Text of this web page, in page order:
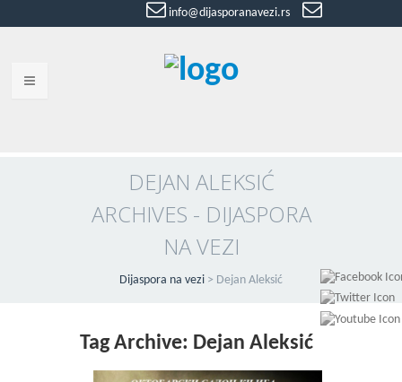
info@dijasporanavezi.rs
VIDEO
KORISNE ADRESE
DEJAN ALEKSIĆ
ARCHIVES - DIJASPORA
NA VEZI
Dijaspora na vezi > Dejan Aleksić
Tag Archive: Dejan Aleksić